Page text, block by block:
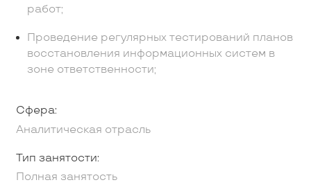
работ;
Проведение регулярных тестирований планов
восстановления информационных систем в
зоне ответственности;
Сфера:
Аналитическая отрасль
Тип занятости:
Полная занятость